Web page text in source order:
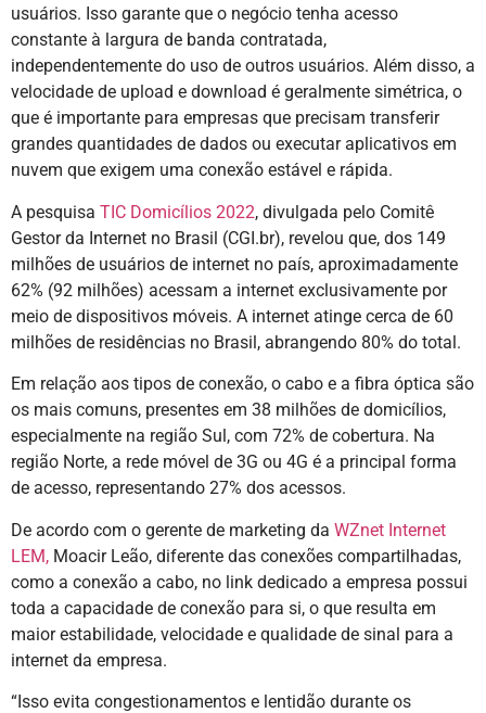
usuários. Isso garante que o negócio tenha acesso
constante à largura de banda contratada,
independentemente do uso de outros usuários. Além disso, a
velocidade de upload e download é geralmente simétrica, o
que é importante para empresas que precisam transferir
grandes quantidades de dados ou executar aplicativos em
nuvem que exigem uma conexão estável e rápida.
A pesquisa TIC Domicílios 2022, divulgada pelo Comitê
Gestor da Internet no Brasil (CGI.br), revelou que, dos 149
milhões de usuários de internet no país, aproximadamente
62% (92 milhões) acessam a internet exclusivamente por
meio de dispositivos móveis. A internet atinge cerca de 60
milhões de residências no Brasil, abrangendo 80% do total.
Em relação aos tipos de conexão, o cabo e a fibra óptica são
os mais comuns, presentes em 38 milhões de domicílios,
especialmente na região Sul, com 72% de cobertura. Na
região Norte, a rede móvel de 3G ou 4G é a principal forma
de acesso, representando 27% dos acessos.
De acordo com o gerente de marketing da WZnet Internet
LEM, Moacir Leão, diferente das conexões compartilhadas,
como a conexão a cabo, no link dedicado a empresa possui
toda a capacidade de conexão para si, o que resulta em
maior estabilidade, velocidade e qualidade de sinal para a
internet da empresa.
“Isso evita congestionamentos e lentidão durante os